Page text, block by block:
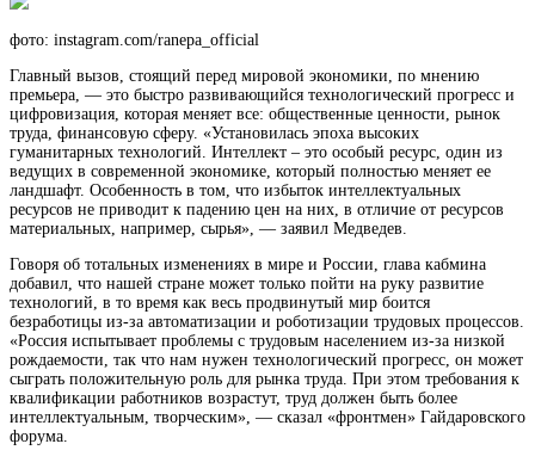
фото: instagram.com/ranepa_official
Главный вызов, стоящий перед мировой экономики, по мнению
премьера, — это быстро развивающийся технологический прогресс и
цифровизация, которая меняет все: общественные ценности, рынок
труда, финансовую сферу. «Установилась эпоха высоких
гуманитарных технологий. Интеллект – это особый ресурс, один из
ведущих в современной экономике, который полностью меняет ее
ландшафт. Особенность в том, что избыток интеллектуальных
ресурсов не приводит к падению цен на них, в отличие от ресурсов
материальных, например, сырья», — заявил Медведев.
Говоря об тотальных изменениях в мире и России, глава кабмина
добавил, что нашей стране может только пойти на руку развитие
технологий, в то время как весь продвинутый мир боится
безработицы из-за автоматизации и роботизации трудовых процессов.
«Россия испытывает проблемы с трудовым населением из-за низкой
рождаемости, так что нам нужен технологический прогресс, он может
сыграть положительную роль для рынка труда. При этом требования к
квалификации работников возрастут, труд должен быть более
интеллектуальным, творческим», — сказал «фронтмен» Гайдаровского
форума.